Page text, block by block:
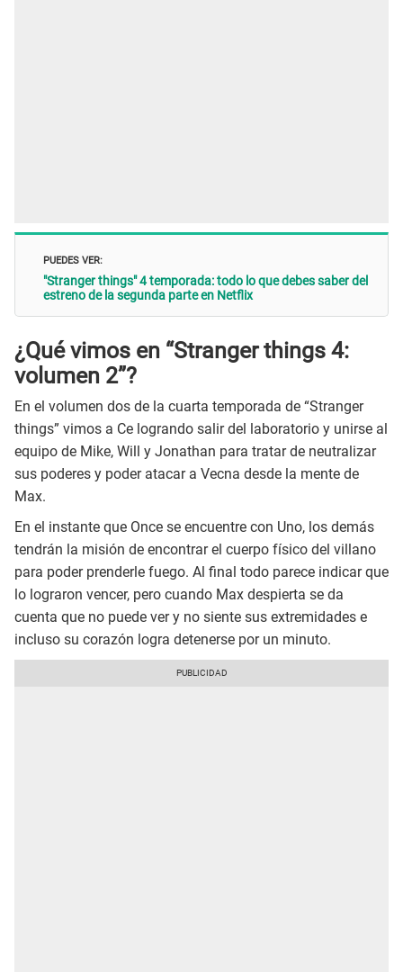
PUEDES VER:
"Stranger things" 4 temporada: todo lo que debes saber del
estreno de la segunda parte en Netflix
¿Qué vimos en “Stranger things 4:
volumen 2”?
En el volumen dos de la cuarta temporada de “Stranger
things” vimos a Ce logrando salir del laboratorio y unirse al
equipo de Mike, Will y Jonathan para tratar de neutralizar
sus poderes y poder atacar a Vecna desde la mente de
Max.
En el instante que Once se encuentre con Uno, los demás
tendrán la misión de encontrar el cuerpo físico del villano
para poder prenderle fuego. Al final todo parece indicar que
lo lograron vencer, pero cuando Max despierta se da
cuenta que no puede ver y no siente sus extremidades e
incluso su corazón logra detenerse por un minuto.